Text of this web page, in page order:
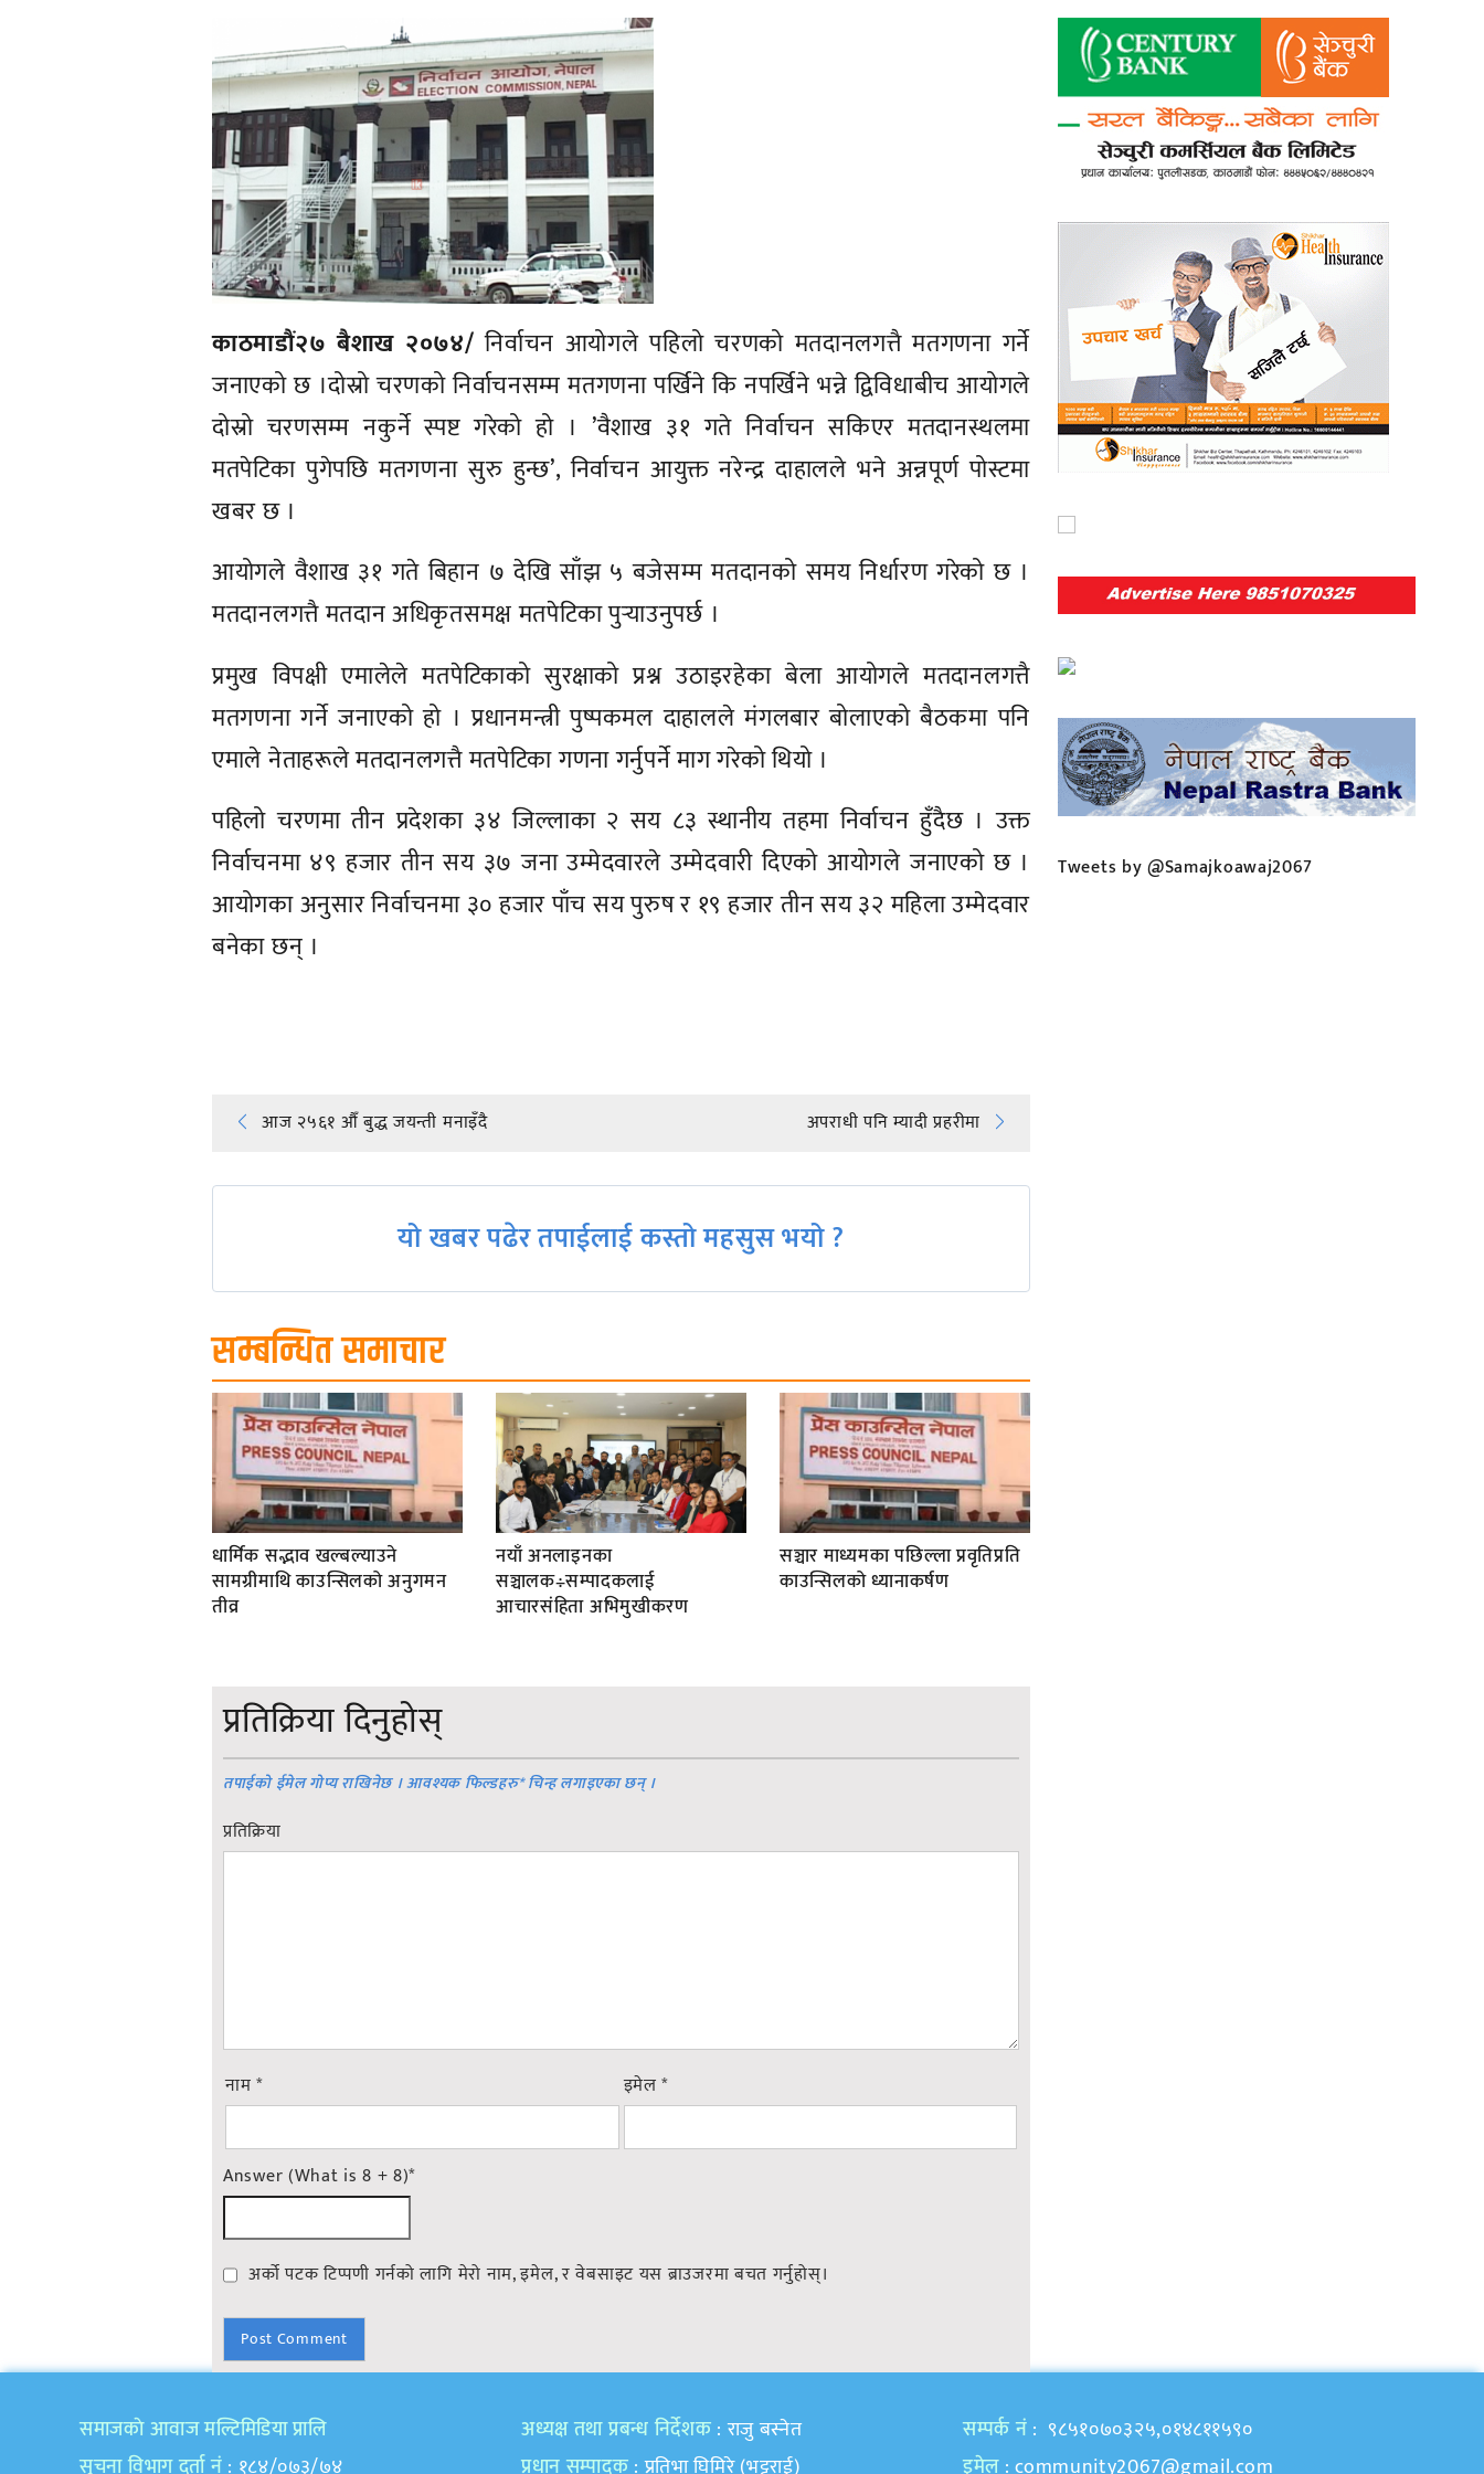
काठमाडौं२७ बैशाख २०७४/ निर्वाचन आयोगले पहिलो चरणको मतदानलगत्तै मतगणना गर्ने
जनाएको छ ।दोस्रो चरणको निर्वाचनसम्म मतगणना पर्खिने कि नपर्खिने भन्ने द्विविधाबीच आयोगले
दोस्रो चरणसम्म नकुर्ने स्पष्ट गरेको हो । ’वैशाख ३१ गते निर्वाचन सकिएर मतदानस्थलमा
मतपेटिका पुगेपछि मतगणना सुरु हुन्छ’, निर्वाचन आयुक्त नरेन्द्र दाहालले भने अन्नपूर्ण पोस्टमा
खबर छ ।
आयोगले वैशाख ३१ गते बिहान ७ देखि साँझ ५ बजेसम्म मतदानको समय निर्धारण गरेको छ ।
मतदानलगत्तै मतदान अधिकृतसमक्ष मतपेटिका पुर्‍याउनुपर्छ ।
प्रमुख विपक्षी एमालेले मतपेटिकाको सुरक्षाको प्रश्न उठाइरहेका बेला आयोगले मतदानलगत्तै
मतगणना गर्ने जनाएको हो । प्रधानमन्त्री पुष्पकमल दाहालले मंगलबार बोलाएको बैठकमा पनि
एमाले नेताहरूले मतदानलगत्तै मतपेटिका गणना गर्नुपर्ने माग गरेको थियो ।
पहिलो चरणमा तीन प्रदेशका ३४ जिल्लाका २ सय ८३ स्थानीय तहमा निर्वाचन हुँदैछ । उक्त
निर्वाचनमा ४९ हजार तीन सय ३७ जना उम्मेदवारले उम्मेदवारी दिएको आयोगले जनाएको छ ।
आयोगका अनुसार निर्वाचनमा ३० हजार पाँच सय पुरुष र १९ हजार तीन सय ३२ महिला उम्मेदवार
बनेका छन् ।
Post
navigation
आज २५६१ औँ बुद्ध जयन्ती मनाइँदै अपराधी पनि म्यादी प्रहरीमा
यो खबर पढेर तपाईलाई कस्तो महसुस भयो ?
सम्बन्धित समाचार
धार्मिक सद्भाव खल्बल्याउने
सामग्रीमाथि काउन्सिलको अनुगमन
तीव्र
नयाँ अनलाइनका
सञ्चालक÷सम्पादकलाई
आचारसंहिता अभिमुखीकरण
सञ्चार माध्यमका पछिल्ला प्रवृतिप्रति
काउन्सिलको ध्यानाकर्षण
प्रतिक्रिया दिनुहोस्
तपाईको ईमेल गोप्य राखिनेछ । आवश्यक फिल्डहरु*चिन्ह लगाइएका छन् ।
प्रतिक्रिया
नाम* इमेल*
Answer (What is 8 + 8)*
अर्को पटक टिप्पणी गर्नको लागि मेरो नाम, इमेल, र वेबसाइट यस ब्राउजरमा बचत गर्नुहोस्।
Tweets by @Samajkoawaj2067
समाजकाे आवाज मल्टिमिडिया प्रालि
सुचना विभाग दर्ता नं : १८४/०७३/७४
अध्यक्ष तथा प्रबन्ध निर्देशक : राजु बस्नेत
प्रधान सम्पादक : प्रतिभा घिमिरे (भट्टराई)
सम्पर्क नं : ९८५१०७०३२५,०१४८११५९०
इमेल :community2067@gmail.com